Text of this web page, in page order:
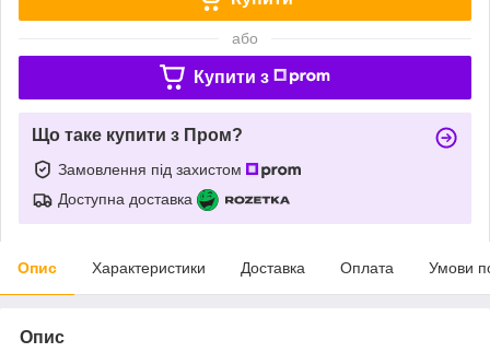
або
Купити з
Що таке купити з Пром?
Замовлення під захистом
Доступна доставка
Опис Характеристики Доставка Оплата Умови
Опис